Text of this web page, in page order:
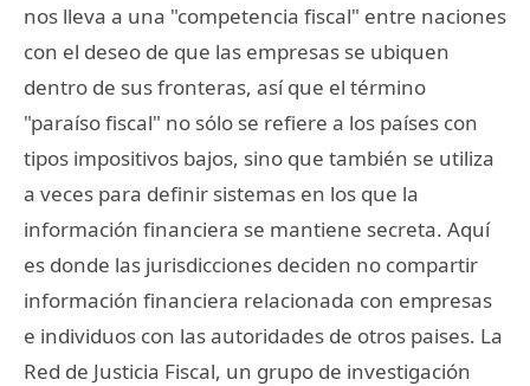
nos lleva a una "competencia fiscal" entre naciones
con el deseo de que las empresas se ubiquen
dentro de sus fronteras, así que el término
"paraíso fiscal" no sólo se refiere a los países con
tipos impositivos bajos, sino que también se utiliza
a veces para definir sistemas en los que la
información financiera se mantiene secreta. Aquí
es donde las jurisdicciones deciden no compartir
información financiera relacionada con empresas
e individuos con las autoridades de otros paises. La
Red de Justicia Fiscal, un grupo de investigación